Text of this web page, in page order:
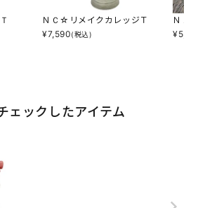
ＮＣ☆リメイクカレッジＴ
¥7,590(税込)
ＮＡＳ
¥5,214
ェックしたアイテム